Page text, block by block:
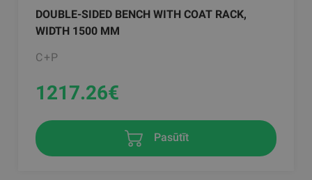
DOUBLE-SIDED BENCH WITH COAT RACK,
WIDTH 1500 MM
C+P
1217.26€
Pasūtīt